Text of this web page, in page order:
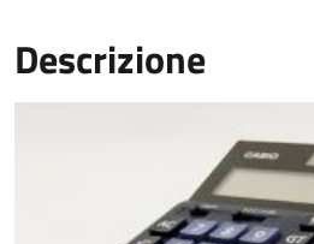
Descrizione